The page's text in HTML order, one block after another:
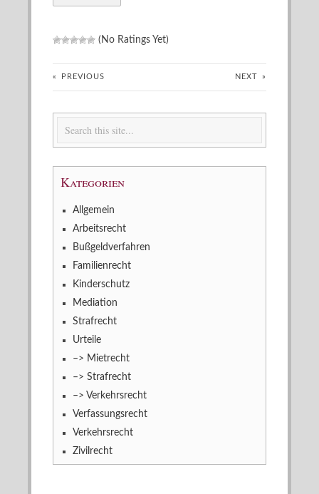
(No Ratings Yet)
« PREVIOUS NEXT »
Kategorien
Allgemein
Arbeitsrecht
Bußgeldverfahren
Familienrecht
Kinderschutz
Mediation
Strafrecht
Urteile
–> Mietrecht
–> Strafrecht
–> Verkehrsrecht
Verfassungsrecht
Verkehrsrecht
Zivilrecht